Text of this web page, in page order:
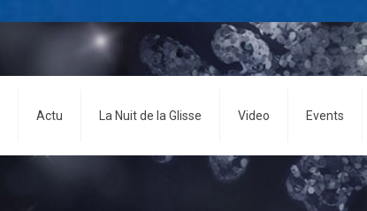
Actu La Nuit de la Glisse Video Events